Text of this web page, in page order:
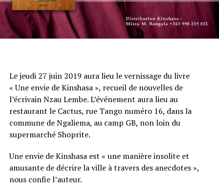
Le jeudi 27 juin 2019 aura lieu le vernissage du livre
« Une envie de Kinshasa », recueil de nouvelles de
l’écrivain Nzau Lembe. L’événement aura lieu au
restaurant le Cactus, rue Tango numéro 16, dans la
commune de Ngaliema, au camp GB, non loin du
supermarché Shoprite.
Une envie de Kinshasa est « une manière insolite et
amusante de décrire la ville à travers des anecdotes »,
nous confie l’auteur.